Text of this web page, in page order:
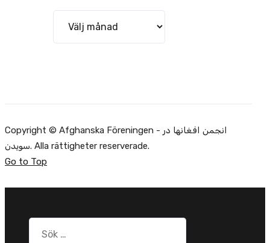
Copyright © Afghanska Föreningen - انجمن افغانها در
سویدن. Alla rättigheter reserverade.
Go to Top
Sök
efter: